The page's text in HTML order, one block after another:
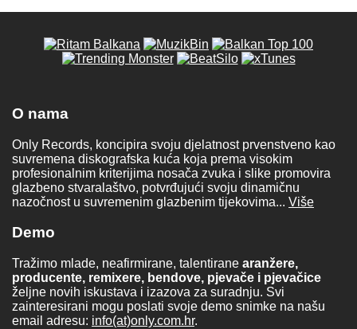
O nama
Only Records, koncipira svoju djelatnost prvenstveno kao
suvremena diskografska kuća koja prema visokim
profesionalnim kriterijima nosača zvuka i slike promovira
glazbeno stvaralaštvo, potvrđujući svoju dinamičnu
nazočnost u suvremenim glazbenim tijekovima... Više
Demo
Tražimo mlade, neafirmirane, talentirane aranžere,
producente, remixere, bendove, pjevače i pjevačice
željne novih iskustava i izazova za suradnju. Svi
zainteresirani mogu poslati svoje demo snimke na našu
email adresu: info(at)only.com.hr.